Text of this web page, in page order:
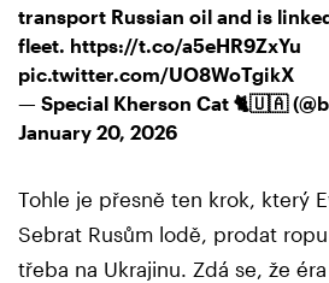
transport Russian oil and is
fleet. https://t.co/a5eHR9ZxYu
pic.twitter.com/UO8WoTgikX
— Special Kherson Cat 🐈🇺🇦
January 20, 2026
Tohle je přesně ten krok, který
Sebrat Rusům lodě, prodat
třeba na Ukrajinu. Zdá se, že